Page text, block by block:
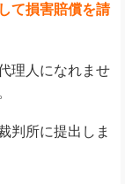
て損害賠償を請
理人になれませ
判所に提出しま